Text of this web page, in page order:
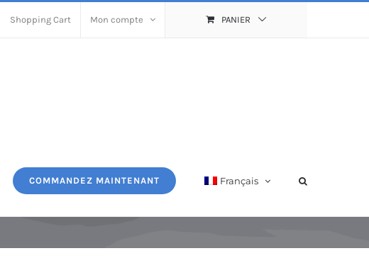
Shopping Cart Mon compte PANIER
COMMANDEZ MAINTENANT Français